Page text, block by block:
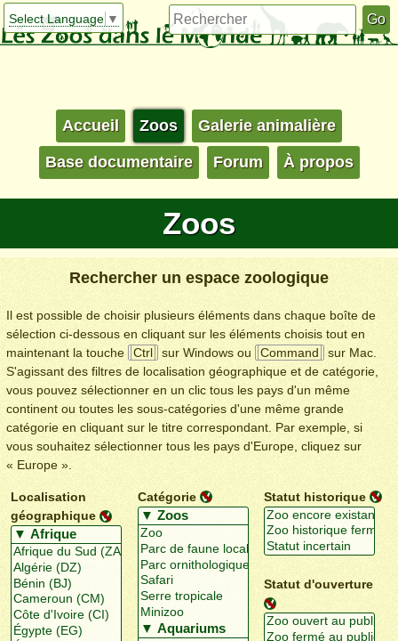
Select Language ▼
Accueil Zoos Galerie animalière
Base documentaire Forum À propos
Zoos
Rechercher un espace zoologique
Il est possible de choisir plusieurs éléments dans chaque boîte de
sélection ci-dessous en cliquant sur les éléments choisis tout en
maintenant la touche
Ctrl sur Windows ou Command
sur Mac.
S'agissant des filtres de localisation géographique et de catégorie,
vous pouvez sélectionner en un clic tous les pays d'un même
continent ou toutes les sous-catégories d'une même grande
catégorie en cliquant sur le titre correspondant. Par exemple, si
vous souhaitez sélectionner tous les pays d'Europe, cliquez sur
« Europe ».
Localisation
géographique
Catégorie Statut historique
Statut d'ouverture